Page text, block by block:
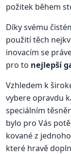
požitek během
Díky svému
použití těch
inovacím se
pro to nejlepší
Vzhledem k
vybere opravdu
speciálním
bylo pro Vás
kované z
které hravě